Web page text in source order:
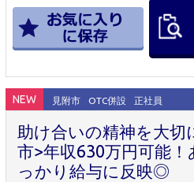
NEW 見附市 OTC併設 正社員
助け合いの精神を大
市>年収630万円可能
っかり給与に反映◎